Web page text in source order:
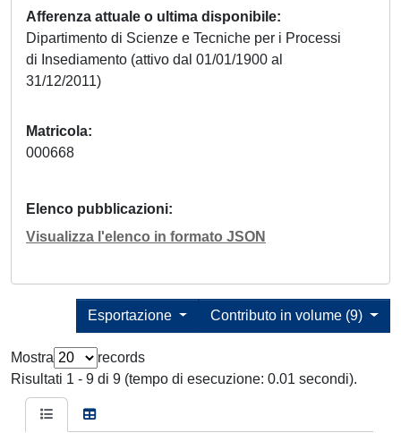
Afferenza attuale o ultima disponibile
Dipartimento di Scienze e Tecniche per i Processi
di Insediamento (attivo dal 01/01/1900 al
31/12/2011)
Matricola
000668
Elenco pubblicazioni
Visualizza l'elenco in formato JSON
Contributo in volume (9)
Esportazione
Mostra
records
Risultati 1 - 9 di 9 (tempo di esecuzione: 0.01 secondi).